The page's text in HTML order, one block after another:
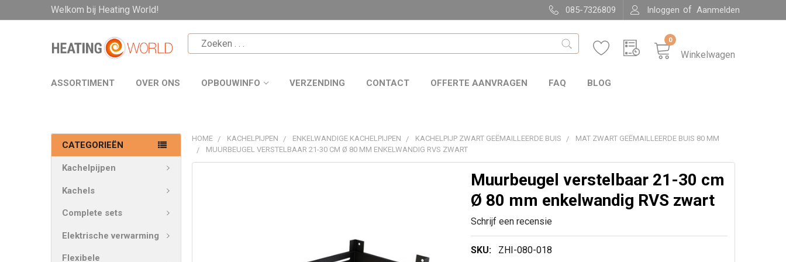
Welkom bij Heating World! 085-7326809 Inloggen of Aanmelden
Winkelwagen
0
ASSORTIMENT OVER ONS OPBOUWINFO VERZENDING CONTACT OFFERTE AANVRAGEN FAQ BLOG
CATEGORIEËN
Kachelpijpen
Kachels
Complete sets
Elektrische verwarming
Flexibele
HOME KACHELPIJPEN ENKELWANDIGE KACHELPIJPEN KACHELPIJP ZWART GEËMAILLEERDE BUIS
MAT ZWART GEËMAILLEERDE BUIS 80 MM
MUURBEUGEL VERSTELBAAR 21-30 CM Ø 80 MM ENKELWANDIG RVS ZWART
Muurbeugel verstelbaar 21-30 cm
Ø 80 mm enkelwandig RVS zwart
Schrijf een recensie
SKU: ZHI-080-018